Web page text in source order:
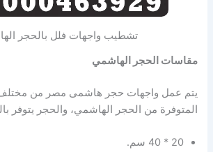
تشطيب واجهات فلل بالحجر
مقاسات الحجر الهاشمي
يتم عمل واجهات حجر هاشمى مصر من
المتوفرة من الحجر الهاشمي، والحجر يتوفر
20 * 40 سم.